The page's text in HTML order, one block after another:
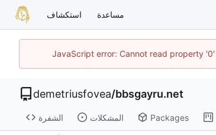
استكشاف مساعدة
JavaScript error: Cannot read property
demetriusfovea/bbsgayru.net
الشفرة المشكلات Packages